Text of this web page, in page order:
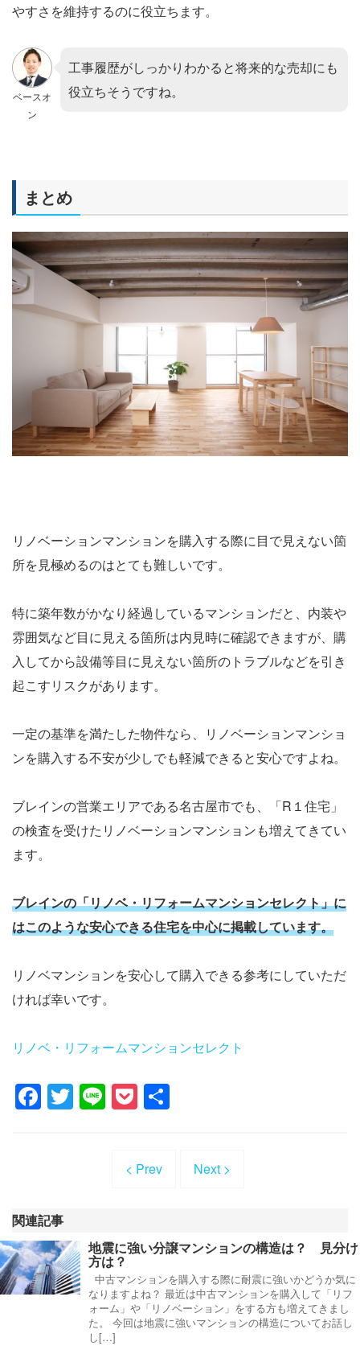
やすさを維持するのに役立ちます。
ベースオ
ン
工事履歴がしっかりわかると将来的な売却にも
役立ちそうですね。
まとめ
リノベーションマンションを購入する際に目で見えない箇
所を見極めるのはとても難しいです。
特に築年数がかなり経過しているマンションだと、内装や
雰囲気など目に見える箇所は内見時に確認できますが、購
入してから設備等目に見えない箇所のトラブルなどを引き
起こすリスクがあります。
一定の基準を満たした物件なら、リノベーションマンショ
ンを購入する不安が少しでも軽減できると安心ですよね。
ブレインの営業エリアである名古屋市でも、「R１住宅」
の検査を受けたリノベーションマンションも増えてきてい
ます。
ブレインの「リノベ・リフォームマンションセレクト」に
はこのような安心できる住宅を中心に掲載しています。
リノベマンションを安心して購入できる参考にしていただ
ければ幸いです。
リノベ・リフォームマンションセレクト
Facebook
Twitter
LinePocket
< Prev Next >
関連記事
地震に強い分譲マンションの構造は？ 見分け
方は？
中古マンションを購入する際に耐震に強いかどうか気に
なりますよね？ 最近は中古マンションを購入して「リフ
ォーム」や「リノベーション」をする方も増えてきまし
た。 今回は地震に強いマンションの構造についてお話し
し[…]